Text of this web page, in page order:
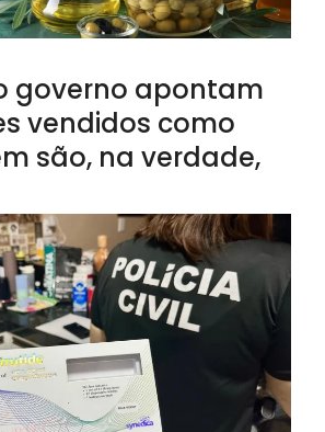
governo apontam
vendidos como
são, na verdade,